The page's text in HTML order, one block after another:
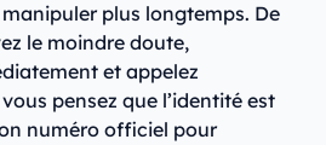
plus longtemps. De
le moindre doute,
et appelez
pensez que l’identité est
numéro officiel pour